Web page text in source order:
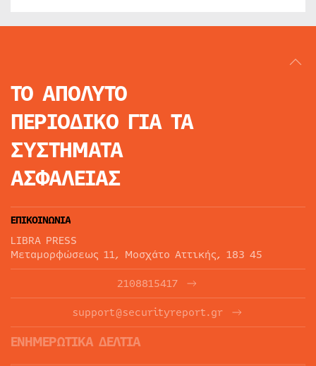
ΤΟ ΑΠΟΛΥΤΟ
ΠΕΡΙΟΔΙΚΟ ΓΙΑ ΤΑ
ΣΥΣΤΗΜΑΤΑ
ΑΣΦΑΛΕΙΑΣ
ΕΠΙΚΟΙΝΩΝΙΑ
LIBRA PRESS
Μεταμορφώσεως 11, Μοσχάτο Αττικής, 183 45
2108815417
support@securityreport.gr
ΕΝΗΜΕΡΩΤΙΚΑ ΔΕΛΤΙΑ